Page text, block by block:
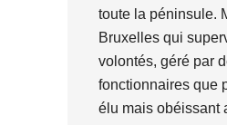
toute la péninsule.
Bruxelles qui
volontés, géré par
fonctionnaires que
élu mais obéissant